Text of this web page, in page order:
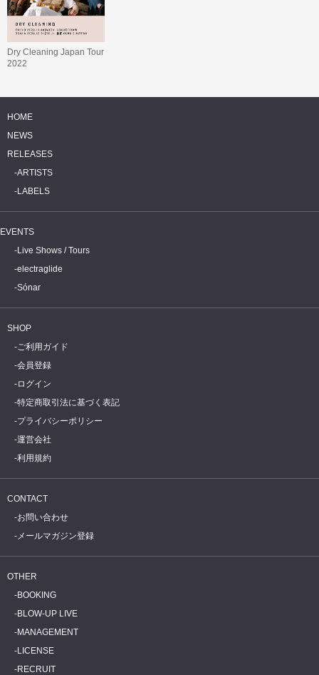
Dry Cleaning Japan Tour
2022
HOME
NEWS
RELEASES
ARTISTS
LABELS
EVENTS
Live Shows / Tours
electraglide
Sónar
SHOP
ご利用ガイド
会員登録
ログイン
特定商取引法に基づく表記
プライバシーポリシー
運営会社
利用規約
CONTACT
お問い合わせ
メールマガジン登録
OTHER
BOOKING
BLOW-UP LIVE
MANAGEMENT
LICENSE
RECRUIT